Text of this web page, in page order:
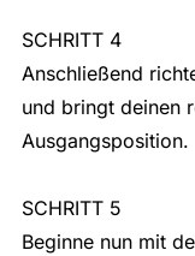
SCHRITT 4
Anschließend
und bringt deinen
Ausgangsposition.
SCHRITT 5
Beginne nun mit